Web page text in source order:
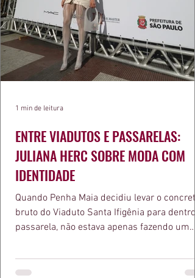
ENTRE VIADUTOS E PASSARELAS:
JULIANA HERC SOBRE MODA COM
IDENTIDADE
Quando Penha Maia decidiu levar o concreto
bruto do Viaduto Santa Ifigênia para dentro
passarela, não estava apenas fazendo um
a apresentadora e influenciadora Juliana
defende há tempos, o de que moda
1 min de leitura